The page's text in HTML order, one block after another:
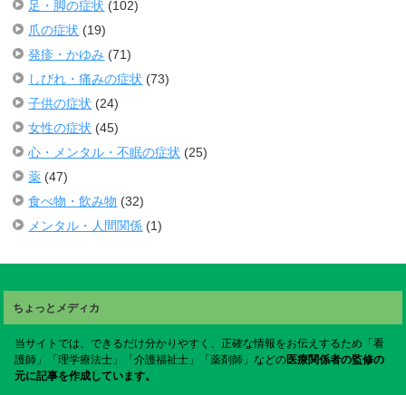
足・脚の症状 (102)
爪の症状 (19)
発疹・かゆみ (71)
しびれ・痛みの症状 (73)
子供の症状 (24)
女性の症状 (45)
心・メンタル・不眠の症状 (25)
薬 (47)
食べ物・飲み物 (32)
メンタル・人間関係 (1)
ちょっとメディカ
当サイトでは、できるだけ分かりやすく、正確な情報をお伝えするため「看
護師」「理学療法士」「介護福祉士」「薬剤師」などの医療関係者の監修の
元に記事を作成しています。